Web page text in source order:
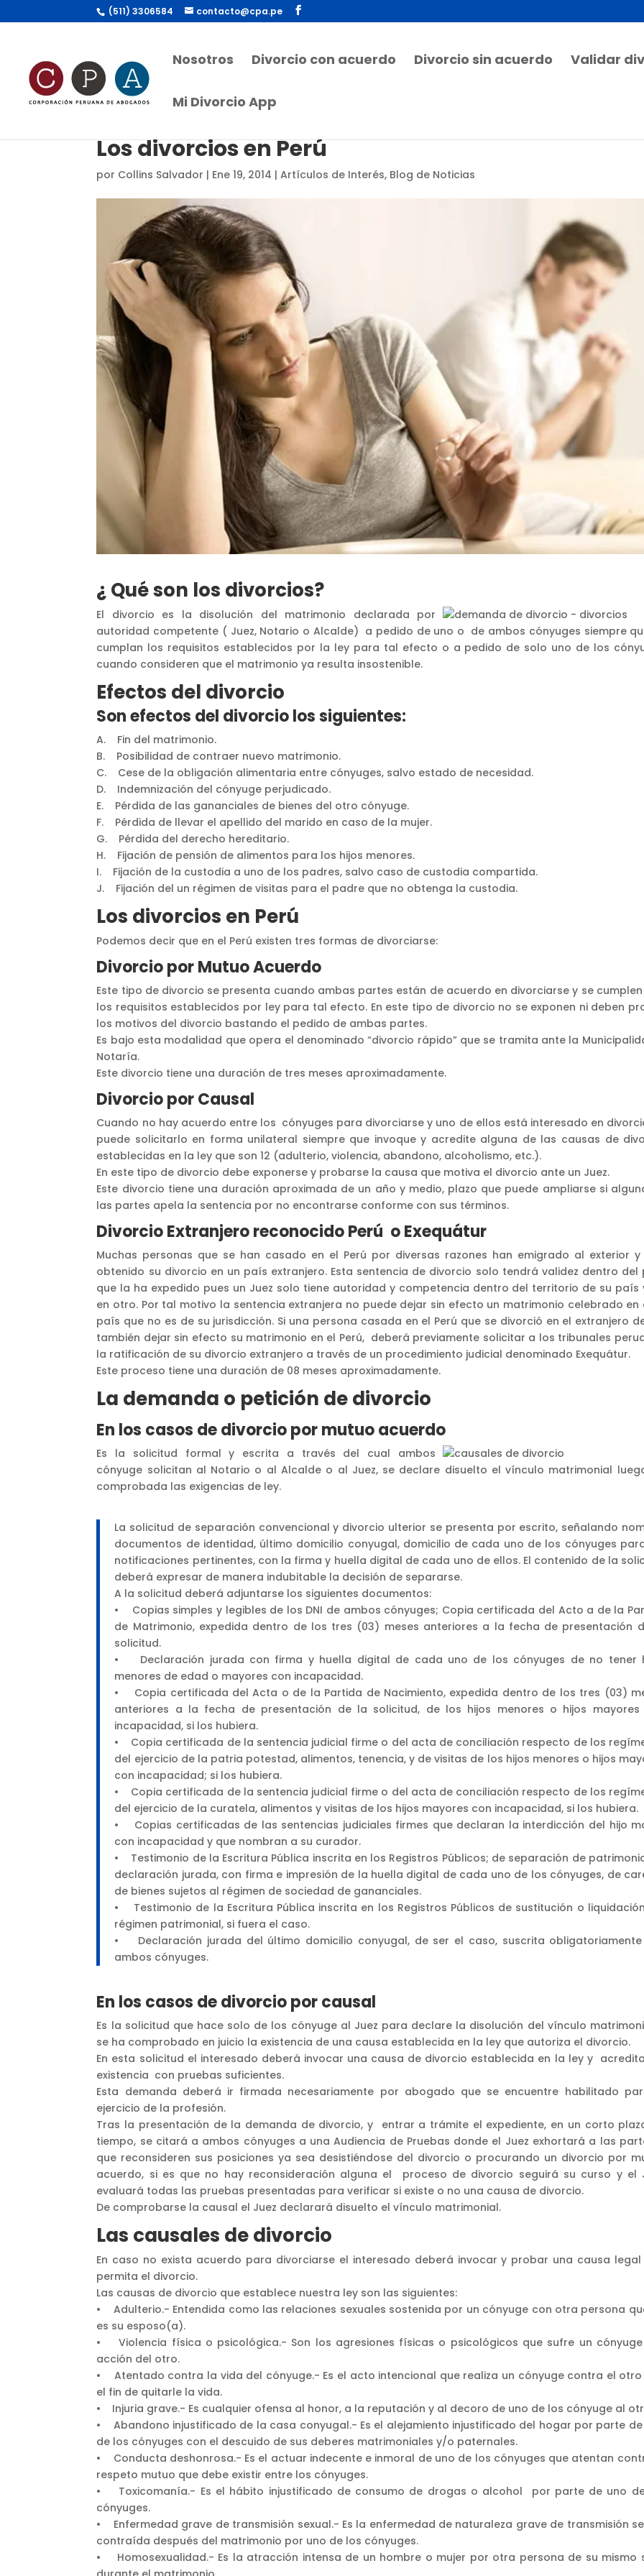
(511) 3306584 contacto@cpa.pe
Nosotros Divorcio con acuerdo Divorcio sin acuerdo Validar
Mi Divorcio App
Los divorcios en Perú
por Collins Salvador | Ene 19, 2014 |Artículos de Interés, Blog de Noticias
¿ Qué son los divorcios?
El divorcio es la disolución del matrimonio declarada por
autoridad competente ( Juez, Notario o Alcalde) a pedido de uno o de ambos cónyuges siempre
cumplan los requisitos establecidos por la ley para tal efecto o a pedido de solo uno de los
cuando consideren que el matrimonio ya resulta insostenible.
Efectos del divorcio
Son efectos del divorcio los siguientes:
A. Fin del matrimonio.
B. Posibilidad de contraer nuevo matrimonio.
C. Cese de la obligación alimentaria entre cónyuges, salvo estado de necesidad.
D. Indemnización del cónyuge perjudicado.
E. Pérdida de las gananciales de bienes del otro cónyuge.
F. Pérdida de llevar el apellido del marido en caso de la mujer.
G. Pérdida del derecho hereditario.
H. Fijación de pensión de alimentos para los hijos menores.
I. Fijación de la custodia a uno de los padres, salvo caso de custodia compartida.
J. Fijación del un régimen de visitas para el padre que no obtenga la custodia.
Los divorcios en Perú
Podemos decir que en el Perú existen tres formas de divorciarse:
Divorcio por Mutuo Acuerdo
Este tipo de divorcio se presenta cuando ambas partes están de acuerdo en divorciarse y se
los requisitos establecidos por ley para tal efecto. En este tipo de divorcio no se exponen ni deben
los motivos del divorcio bastando el pedido de ambas partes.
Es bajo esta modalidad que opera el denominado “divorcio rápido” que se tramita ante la
Notaría.
Este divorcio tiene una duración de tres meses aproximadamente.
Divorcio por Causal
Cuando no hay acuerdo entre los cónyuges para divorciarse y uno de ellos está interesado en
puede solicitarlo en forma unilateral siempre que invoque y acredite alguna de las causas de
establecidas en la ley que son 12 (adulterio, violencia, abandono, alcoholismo, etc.).
En este tipo de divorcio debe exponerse y probarse la causa que motiva el divorcio ante un Juez.
Este divorcio tiene una duración aproximada de un año y medio, plazo que puede ampliarse si
las partes apela la sentencia por no encontrarse conforme con sus términos.
Divorcio Extranjero reconocido Perú o Exequátur
Muchas personas que se han casado en el Perú por diversas razones han emigrado al exterior y
obtenido su divorcio en un país extranjero. Esta sentencia de divorcio solo tendrá validez dentro del
que la ha expedido pues un Juez solo tiene autoridad y competencia dentro del territorio de su país
en otro. Por tal motivo la sentencia extranjera no puede dejar sin efecto un matrimonio celebrado en
país que no es de su jurisdicción. Si una persona casada en el Perú que se divorció en el extranjero
también dejar sin efecto su matrimonio en el Perú, deberá previamente solicitar a los tribunales
la ratificación de su divorcio extranjero a través de un procedimiento judicial denominado Exequátur.
Este proceso tiene una duración de 08 meses aproximadamente.
La demanda o petición de divorcio
En los casos de divorcio por mutuo acuerdo
Es la solicitud formal y escrita a través del cual ambos
cónyuge solicitan al Notario o al Alcalde o al Juez, se declare disuelto el vínculo matrimonial
comprobada las exigencias de ley.
La solicitud de separación convencional y divorcio ulterior se presenta por escrito, señalando
documentos de identidad, último domicilio conyugal, domicilio de cada uno de los cónyuges
notificaciones pertinentes, con la firma y huella digital de cada uno de ellos. El contenido de la
deberá expresar de manera indubitable la decisión de separarse.
A la solicitud deberá adjuntarse los siguientes documentos:
• Copias simples y legibles de los DNI de ambos cónyuges; Copia certificada del Acto a de la
de Matrimonio, expedida dentro de los tres (03) meses anteriores a la fecha de presentación
solicitud.
• Declaración jurada con firma y huella digital de cada uno de los cónyuges de no tener
menores de edad o mayores con incapacidad.
• Copia certificada del Acta o de la Partida de Nacimiento, expedida dentro de los tres (03)
anteriores a la fecha de presentación de la solicitud, de los hijos menores o hijos mayores
incapacidad, si los hubiera.
• Copia certificada de la sentencia judicial firme o del acta de conciliación respecto de los
del ejercicio de la patria potestad, alimentos, tenencia, y de visitas de los hijos menores o hijos
con incapacidad; si los hubiera.
• Copia certificada de la sentencia judicial firme o del acta de conciliación respecto de los
del ejercicio de la curatela, alimentos y visitas de los hijos mayores con incapacidad, si los hubiera.
• Copias certificadas de las sentencias judiciales firmes que declaran la interdicción del hijo
con incapacidad y que nombran a su curador.
• Testimonio de la Escritura Pública inscrita en los Registros Públicos; de separación de
declaración jurada, con firma e impresión de la huella digital de cada uno de los cónyuges, de
de bienes sujetos al régimen de sociedad de gananciales.
• Testimonio de la Escritura Pública inscrita en los Registros Públicos de sustitución o
régimen patrimonial, si fuera el caso.
• Declaración jurada del último domicilio conyugal, de ser el caso, suscrita
ambos cónyuges.
En los casos de divorcio por causal
Es la solicitud que hace solo de los cónyuge al Juez para declare la disolución del vínculo
se ha comprobado en juicio la existencia de una causa establecida en la ley que autoriza el divorcio.
En esta solicitud el interesado deberá invocar una causa de divorcio establecida en la ley y
existencia con pruebas suficientes.
Esta demanda deberá ir firmada necesariamente por abogado que se encuentre habilitado
ejercicio de la profesión.
Tras la presentación de la demanda de divorcio, y entrar a trámite el expediente, en un corto
tiempo, se citará a ambos cónyuges a una Audiencia de Pruebas donde el Juez exhortará a las
que reconsideren sus posiciones ya sea desistiéndose del divorcio o procurando un divorcio por
acuerdo, si es que no hay reconsideración alguna el proceso de divorcio seguirá su curso y el
evaluará todas las pruebas presentadas para verificar si existe o no una causa de divorcio.
De comprobarse la causal el Juez declarará disuelto el vínculo matrimonial.
Las causales de divorcio
En caso no exista acuerdo para divorciarse el interesado deberá invocar y probar una causa legal
permita el divorcio.
Las causas de divorcio que establece nuestra ley son las siguientes:
• Adulterio.- Entendida como las relaciones sexuales sostenida por un cónyuge con otra persona
es su esposo(a).
• Violencia física o psicológica.- Son los agresiones físicas o psicológicos que sufre un
acción del otro.
• Atentado contra la vida del cónyuge.- Es el acto intencional que realiza un cónyuge contra el
el fin de quitarle la vida.
• Injuria grave.- Es cualquier ofensa al honor, a la reputación y al decoro de uno de los cónyuge al
• Abandono injustificado de la casa conyugal.- Es el alejamiento injustificado del hogar por parte
de los cónyuges con el descuido de sus deberes matrimoniales y/o paternales.
• Conducta deshonrosa.- Es el actuar indecente e inmoral de uno de los cónyuges que atentan
respeto mutuo que debe existir entre los cónyuges.
• Toxicomanía.- Es el hábito injustificado de consumo de drogas o alcohol por parte de uno
cónyuges.
• Enfermedad grave de transmisión sexual.- Es la enfermedad de naturaleza grave de transmisión
contraída después del matrimonio por uno de los cónyuges.
• Homosexualidad.- Es la atracción intensa de un hombre o mujer por otra persona de su mismo